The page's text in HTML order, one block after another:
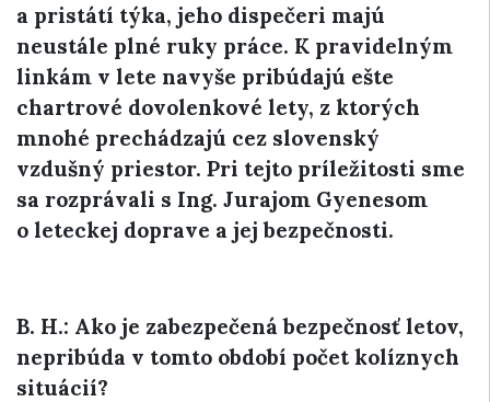
a pristátí týka, jeho dispečeri majú
neustále plné ruky práce. K pravidelným
linkám v lete navyše pribúdajú ešte
chartrové dovolenkové lety, z ktorých
mnohé prechádzajú cez slovenský
vzdušný priestor. Pri tejto príležitosti sme
sa rozprávali s Ing. Jurajom Gyenesom
o leteckej doprave a jej bezpečnosti.
B. H.: Ako je zabezpečená bezpečnosť letov,
nepribúda v tomto období počet kolíznych
situácií?